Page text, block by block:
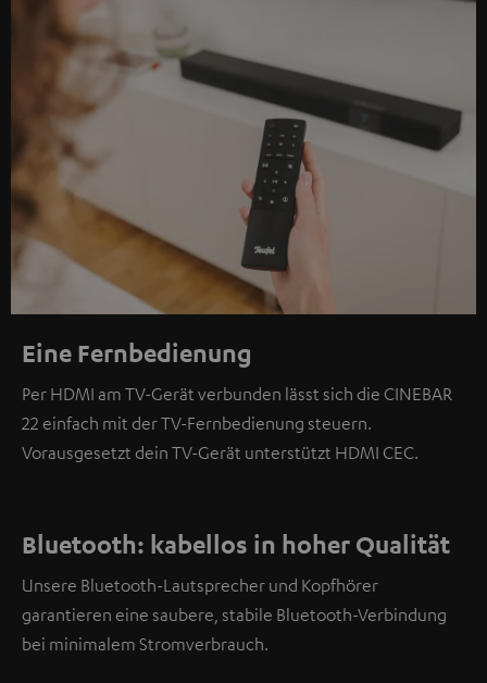
Eine Fernbedienung
Per HDMI am TV-Gerät verbunden lässt sich die CINEBAR
22 einfach mit der TV-Fernbedienung steuern.
Vorausgesetzt dein TV-Gerät unterstützt HDMI CEC.
Bluetooth: kabellos in hoher Qualität
Unsere Bluetooth-Lautsprecher und Kopfhörer
garantieren eine saubere, stabile Bluetooth-Verbindung
bei minimalem Stromverbrauch.